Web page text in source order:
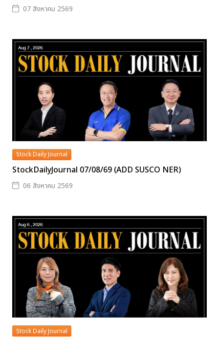
07 สิงหาคม 2569
Stock Daily Journal
StockDailyJournal 07/08/69 (ADD SUSCO NER)
06 สิงหาคม 2569
Stock Daily Journal